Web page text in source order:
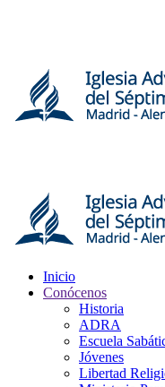
Inicio
Conócenos
Historia
ADRA
Escuela
Jóvenes
Libertad